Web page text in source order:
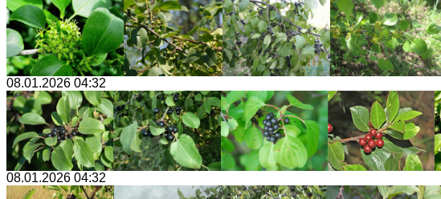
08.01.2026 04:32
08.01.2026 04:32